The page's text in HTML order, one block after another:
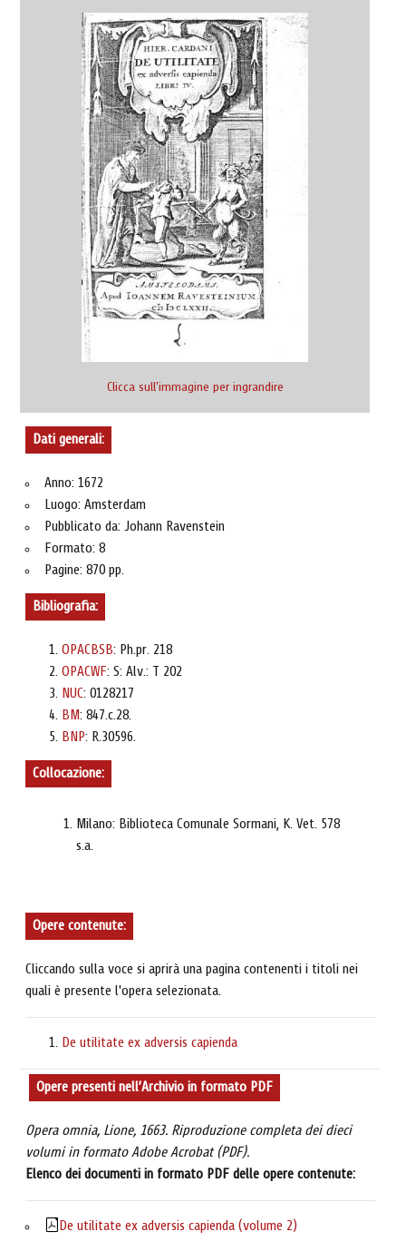
Clicca sull'immagine per ingrandire
Dati generali:
Anno: 1672
Luogo: Amsterdam
Pubblicato da: Johann Ravenstein
Formato: 8
Pagine: 870 pp.
Bibliografia:
OPACBSB: Ph.pr. 218
OPACWF: S: Alv.: T 202
NUC: 0128217
BM: 847.c.28.
BNP: R.30596.
Collocazione:
Milano: Biblioteca Comunale Sormani, K. Vet. 578
s.a.
Opere contenute:
Cliccando sulla voce si aprirà una pagina contenenti i titoli nei
quali è presente l'opera selezionata.
De utilitate ex adversis capienda
Opere presenti nell’Archivio in formato PDF
Opera omnia, Lione, 1663. Riproduzione completa dei dieci
volumi in formato Adobe Acrobat (PDF).
Elenco dei documenti in formato PDF delle opere contenute:
De utilitate ex adversis capienda (volume 2)